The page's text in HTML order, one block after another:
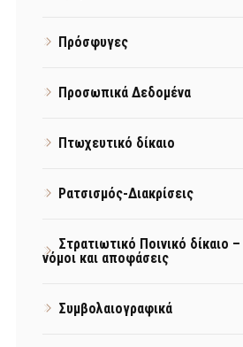
Πρόσφυγες
Προσωπικά Δεδομένα
Πτωχευτικό δίκαιο
Ρατσισμός-Διακρίσεις
Στρατιωτικό Ποινικό δίκαιο –
νόμοι και αποφάσεις
Συμβολαιογραφικά